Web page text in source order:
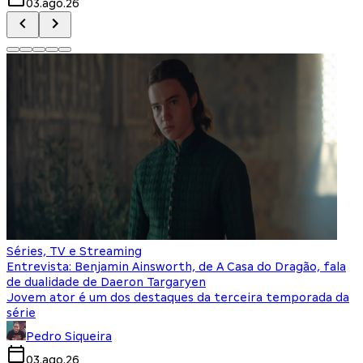
03.ago.26
Séries, TV e Streaming
Entrevista: Benjamin Ainsworth, de A Casa do Dragão, fala
de dualidade de Daeron Targaryen
Jovem ator é um dos destaques da terceira temporada da
série
Pedro Siqueira
03.ago.26